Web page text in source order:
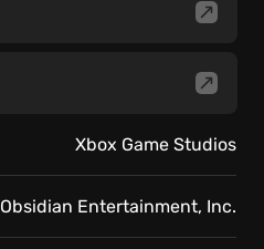
Xbox Game Studios
Obsidian Entertainment, Inc.